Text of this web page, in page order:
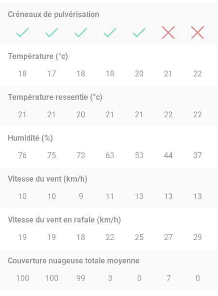
Créneaux de pulvérisation
Température (°c)
18
17 18 18 20 21 22
Température ressentie (°c)
21
21 20 21 21 22 22
Humidité (%)
76
75 73 63 53 44 37
Vitesse du vent (km/h)
10
10 9 11 13 13 13
Vitesse du vent en rafale (km/h)
19
19 18 22 25 27 29
Couverture nuageuse totale moyenne
100
100 99 3 0 7 0